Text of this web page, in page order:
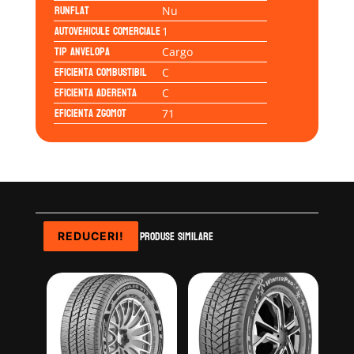
Runflat Nu
Autovehicule comerciale1
Tip anvelopa Cargo
Eficienta Combustibil C
Eficienta Aderenta C
Eficienta Zgomot 71
Produse similare
REDUCERI!
REDUCERI!
REDUCERI!